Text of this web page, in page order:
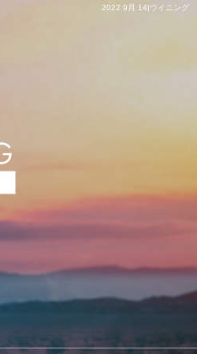
2022 9月 14|ウイニング